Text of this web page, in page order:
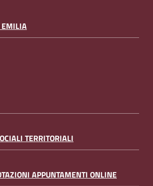
EMILIA
TERRITORIALI
APPUNTAMENTI ONLINE